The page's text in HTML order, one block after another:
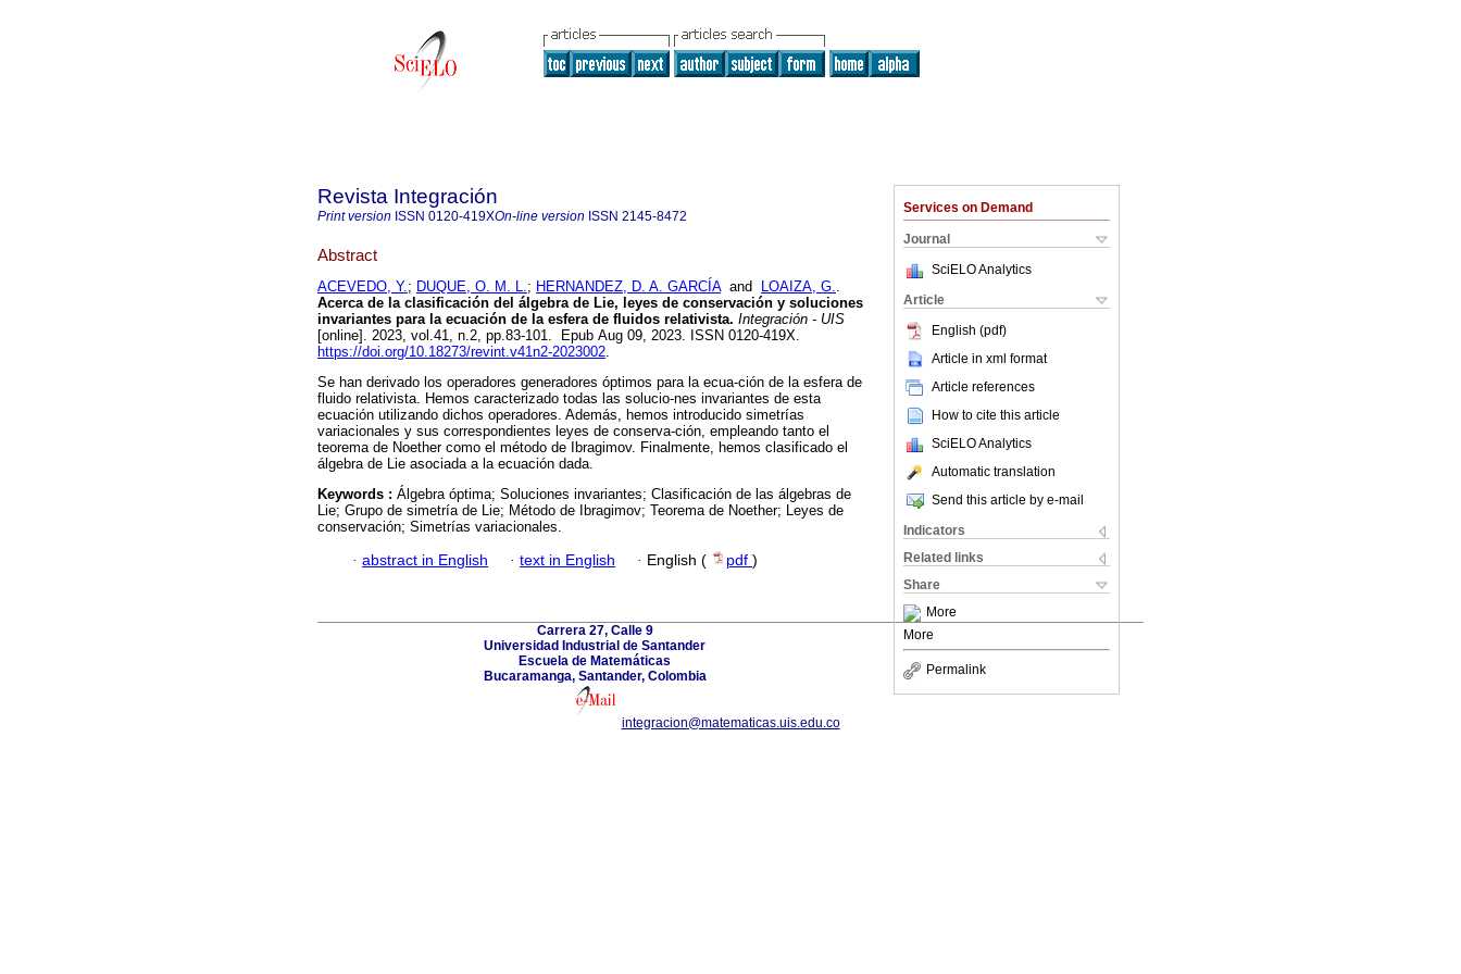
Services on Demand
Journal
SciELO Analytics
Article
English (pdf)
Article in xml format
Article references
How to cite this article
SciELO Analytics
Automatic translation
Send this article by e-mail
Indicators
Related links
Share
More
More
Permalink
Revista Integración
Print version ISSN 0120-419XOn-line version ISSN 2145-8472
Abstract
ACEVEDO, Y.; DUQUE, O. M. L.; HERNANDEZ, D. A. GARCÍAand LOAIZA, G..
Acerca de la clasificación del álgebra de Lie, leyes de conservación y soluciones
invariantes para la ecuación de la esfera de fluidos relativista. Integración - UIS
[online]. 2023, vol.41, n.2, pp.83-101. Epub Aug 09, 2023. ISSN 0120-419X.
https://doi.org/10.18273/revint.v41n2-2023002.
Se han derivado los operadores generadores óptimos para la ecua-ción de la esfera de
fluido relativista. Hemos caracterizado todas las solucio-nes invariantes de esta
ecuación utilizando dichos operadores. Además, hemos introducido simetrías
variacionales y sus correspondientes leyes de conserva-ción, empleando tanto el
teorema de Noether como el método de Ibragimov. Finalmente, hemos clasificado el
álgebra de Lie asociada a la ecuación dada.
Keywords : Álgebra óptima; Soluciones invariantes; Clasificación de las álgebras de
Lie; Grupo de simetría de Lie; Método de Ibragimov; Teorema de Noether; Leyes de
conservación; Simetrías variacionales.
· abstract in English · text in English · English ( pdf )
Carrera 27, Calle 9
Universidad Industrial de Santander
Escuela de Matemáticas
Bucaramanga, Santander, Colombia
integracion@matematicas.uis.edu.co